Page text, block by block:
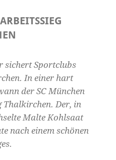
sichert Sportclubs
In einer hart
der SC München
Thalkirchen. Der, in
Malte Kohlsaat
nach einem schönen